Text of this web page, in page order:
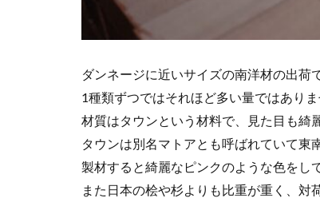
ダンネージに近いサイズの南洋材の出荷
1種類ずつではそれほど多い量ではあり
材質はタウンという材料で、見た目も綺
タウンは別名マトアとも呼ばれていて東
製材すると綺麗なピンクのような色をし
また日本の桧や杉よりも比重が重く、対